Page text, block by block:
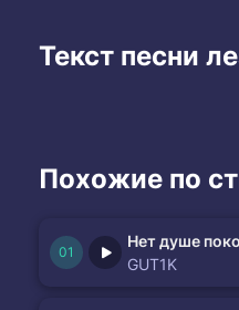
Текст песни
Похожие по
Нет душе
GUT1K